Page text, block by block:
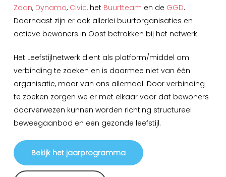
Zaan, Dynamo, Civic,het Buurtteam en de GGD.
Daarnaast zijn er ook allerlei buurtorganisaties en
actieve bewoners in Oost betrokken bij het netwerk.
Het Leefstijlnetwerk dient als platform/middel om
verbinding te zoeken en is daarmee niet van één
organisatie, maar van ons allemaal. Door verbinding
te zoeken zorgen we er met elkaar voor dat bewoners
doorverwezen kunnen worden richting structureel
beweegaanbod en een gezonde leefstijl.
Bekijk het jaarprogramma